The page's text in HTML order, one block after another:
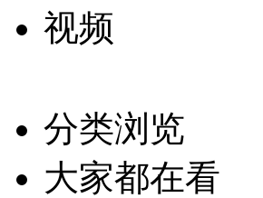
视频
分类浏览
大家都在看